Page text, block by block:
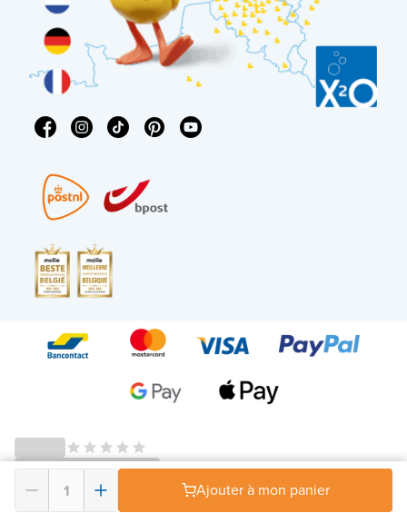
Ajouter à mon panier
© 2026 - X²O Salles de bains – Numéro de TVA : BE0627.861.895 -